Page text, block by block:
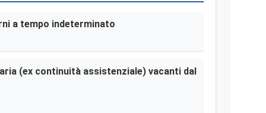
a tempo indeterminato
(ex continuità assistenziale) vacanti dal